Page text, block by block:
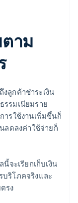
าม
ลูกค้าชำระเงิน
รรมเนียมราย
ารใช้งานเพิ่มขึ้นก็
ลดลงค่าใช้จ่ายก็
นี้จะเรียกเก็บเงิน
บริโภคจริงและ
รง